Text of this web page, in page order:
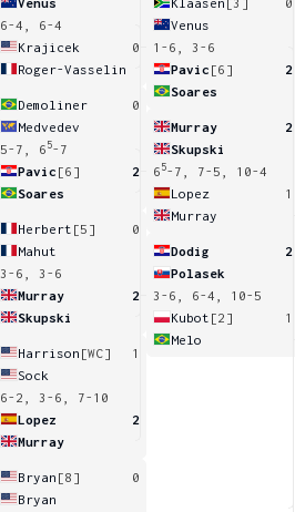
6-4, 6-4
Krajicek
0
Roger-Vasselin
Demoliner
0
Medvedev
5-7, 6 5-7
Pavic [6]
2
Soares
Herbert [5]
0
Mahut
3-6, 3-6
Murray
2
Skupski
Harrison [WC]
1
Sock
6-2, 3-6, 7-10
Lopez
2
Murray
Bryan [8]
0
Bryan
Venus
1-6, 3-6
Pavic [6]
2
Soares
Murray
2
Skupski
6 5-7, 7-5, 10-4
Lopez
1
Murray
Dodig
2
Polasek
3-6, 6-4, 10-5
Kubot [2]
1
Melo